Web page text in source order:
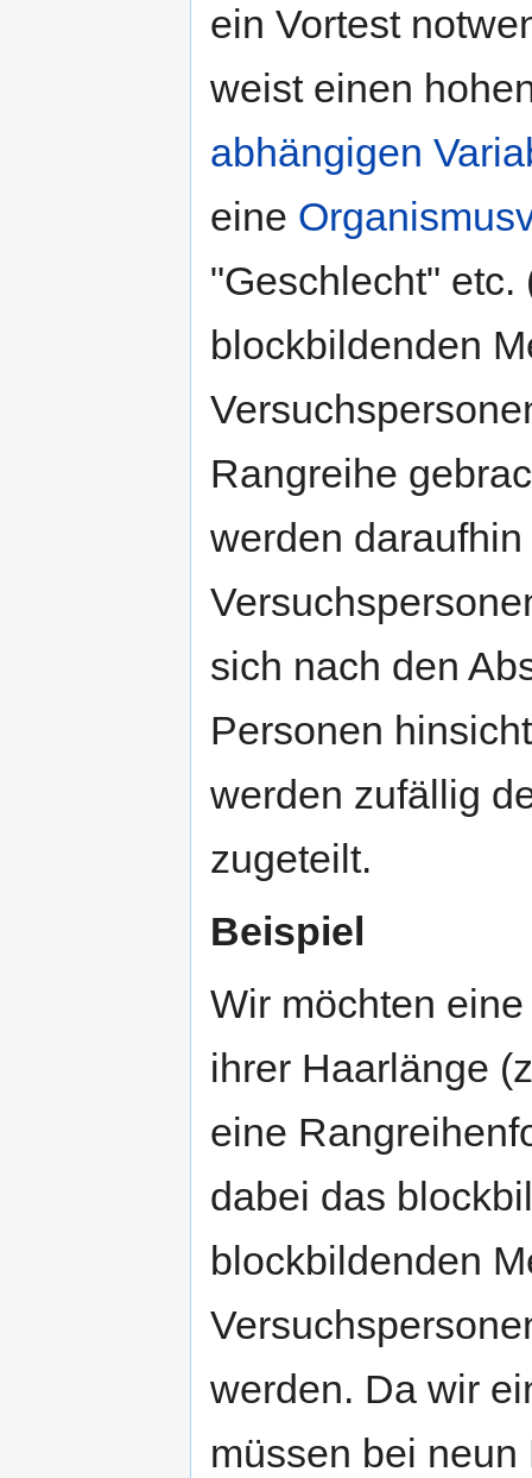
ein Vortest
weist einen
abhängigen
eine
"Geschlecht" etc.
blockbildenden
Rangreihe
werden
sich nach den
Personen
werden zufällig
zugeteilt.
Beispiel
Wir möchten
ihrer Haarlänge
eine
dabei das
blockbildenden
werden. Da wir
müssen bei